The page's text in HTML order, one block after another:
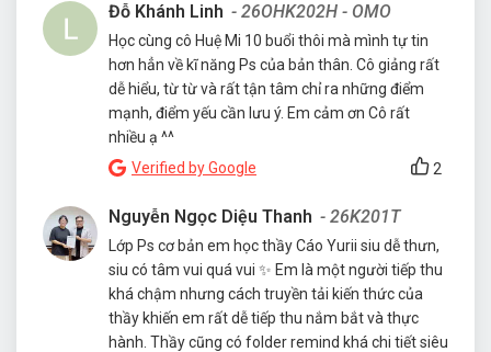
Đỗ Khánh Linh - 26OHK202H - OMO
Học cùng cô Huệ Mi 10 buổi thôi mà mình tự tin
hơn hẳn về kĩ năng Ps của bản thân. Cô giảng rất
dễ hiểu, từ từ và rất tận tâm chỉ ra những điểm
mạnh, điểm yếu cần lưu ý. Em cảm ơn Cô rất
nhiều ạ ^^
Verified by Google
2
Nguyễn Ngọc Diệu Thanh - 26K201T
Lớp Ps cơ bản em học thầy Cáo Yurii siu dễ thưn,
siu có tâm vui quá vui ✨ Em là một người tiếp thu
khá chậm nhưng cách truyền tải kiến thức của
thầy khiến em rất dễ tiếp thu nắm bắt và thực
hành. Thầy cũng có folder remind khá chi tiết siêu